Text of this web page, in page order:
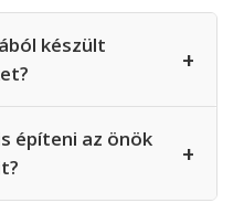
készült
+
építeni az önök
+